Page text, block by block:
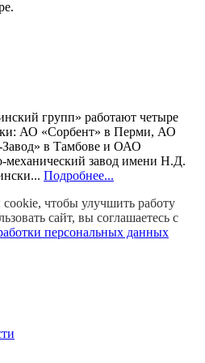
групп» работают четыре
АО «Сорбент» в Перми, АО
в Тамбове и ОАО
механический завод имени Н.Д.
Подробнее...
чтобы улучшить работу
сайт, вы соглашаетесь с
персональных данных